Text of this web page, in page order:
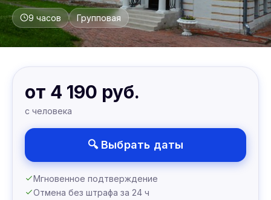
9 часов Групповая
от 4 190 руб.
с человека
🔍 Выбрать даты
Мгновенное подтверждение
Отмена без штрафа за 24 ч